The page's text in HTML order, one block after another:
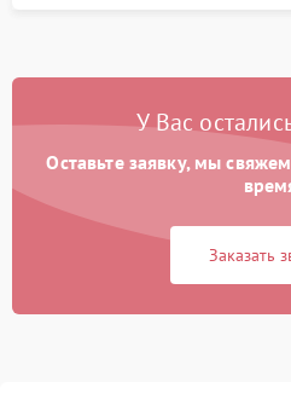
У Вас
Оставьте заявку, мы
Заказать